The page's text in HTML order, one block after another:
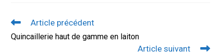
Read
articles
Article précédent
Quincaillerie haut de gamme en laiton
Article suivant